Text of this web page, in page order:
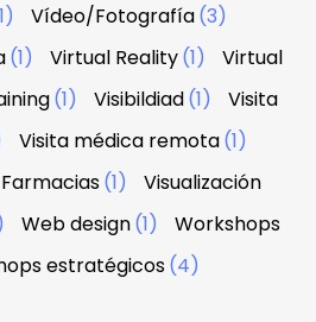
Vídeo/Fotografía(3)
(1) Virtual Reality(1)
Virtual
(1) Visibildiad(1)
Visita
Visita médica remota(1)
(1)
Visualización
Web design(1)
Workshops
estratégicos(4)